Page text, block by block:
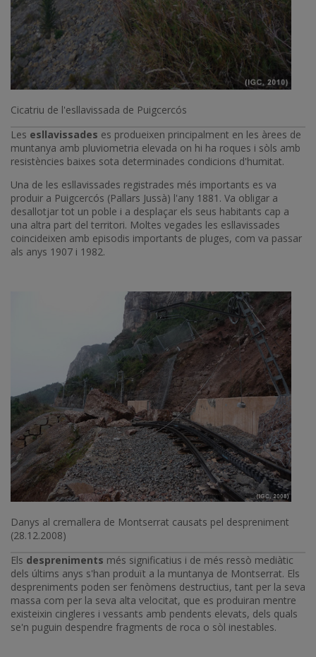
Cicatriu de l'esllavissada de Puigcercós
Les esllavissades es produeixen principalment en les àrees de
muntanya amb pluviometria elevada on hi ha roques i sòls amb
resistències baixes sota determinades condicions d'humitat.
Una de les esllavissades registrades més importants es va
produir a Puigcercós (Pallars Jussà) l'any 1881. Va obligar a
desallotjar tot un poble i a desplaçar els seus habitants cap a
una altra part del territori. Moltes vegades les esllavissades
coincideixen amb episodis importants de pluges, com va passar
als anys 1907 i 1982.
Danys al cremallera de Montserrat causats pel despreniment
(28.12.2008)
Els despreniments més significatius i de més ressò mediàtic
dels últims anys s'han produït a la muntanya de Montserrat. Els
despreniments poden ser fenòmens destructius, tant per la seva
massa com per la seva alta velocitat, que es produiran mentre
existeixin cingleres i vessants amb pendents elevats, dels quals
se'n puguin despendre fragments de roca o sòl inestables.